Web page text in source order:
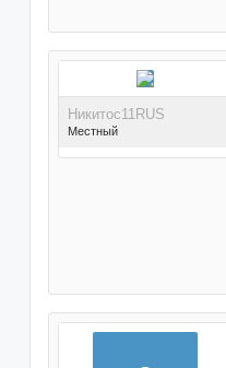
Поблагодарили 37 раз(а)
в 30 сообщениях
Никитос11RUS
Местный
в 13 сообщениях